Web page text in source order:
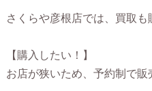
さくらや彦根店では、買取
【購入したい！】
お店が狭いため、予約制で販